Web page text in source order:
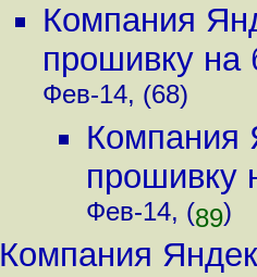
Компания
прошивку на
Фев-14, (68)
Компания
прошивку
Фев-14, (89)
Компания